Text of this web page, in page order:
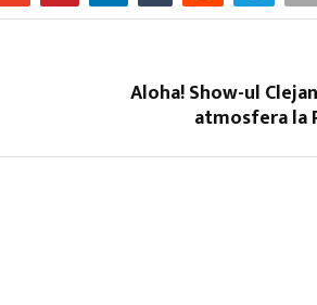
Aloha! Show-ul
atmosfera la